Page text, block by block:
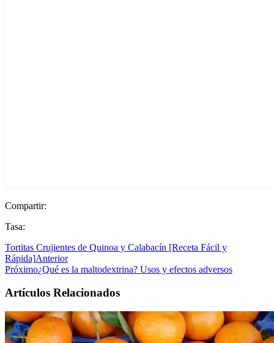
Compartir:
Tasa:
Tortitas Crujientes de Quinoa y Calabacín [Receta Fácil y
Rápida]Anterior
Próximo¿Qué es la maltodextrina? Usos y efectos adversos
Artículos Relacionados